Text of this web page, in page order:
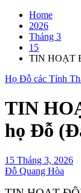
Home
2026
Tháng 3
15
TIN HOẠT
Họ Đỗ các Tỉnh
TIN
họ Đỗ
15 Tháng 3, 2026
Đỗ Quang Hòa